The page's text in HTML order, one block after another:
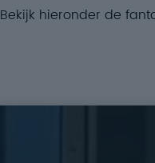
Bekijk hieronder de